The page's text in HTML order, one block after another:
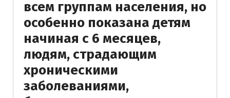
всем группам населения, но
особенно показана детям
начиная с 6 месяцев,
людям, страдающим
хроническими
заболеваниями,